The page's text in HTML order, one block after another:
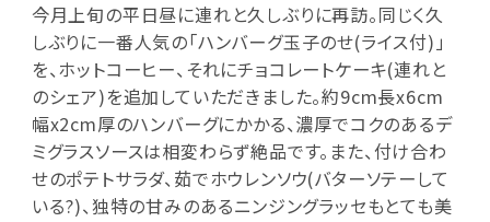
今月上旬の平日昼に連れと久しぶりに再訪。同じく久
しぶりに一番人気の「ハンバーグ玉子のせ(ライス付)」
を、ホットコーヒー、それにチョコレートケーキ(連れと
のシェア)を追加していただきました。約9cm長x6cm
幅x2cm厚のハンバーグにかかる、濃厚でコクのあるデ
ミグラスソースは相変わらず絶品です。また、付け合わ
せのポテトサラダ、茹でホウレンソウ(バターソテーして
いる?)、独特の甘みのあるニンジングラッセもとても美